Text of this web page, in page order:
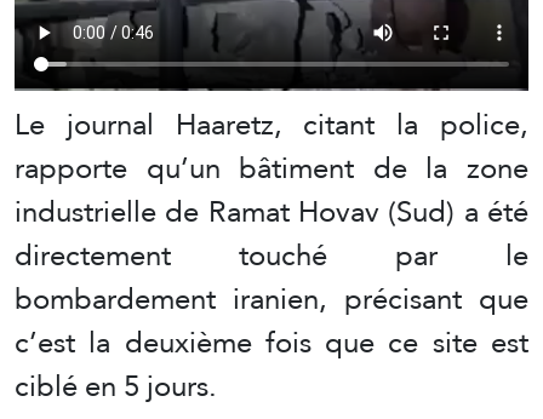
Le journal Haaretz, citant la police,
rapporte qu’un bâtiment de la zone
industrielle de Ramat Hovav (Sud) a été
directement touché par le
bombardement iranien, précisant que
c’est la deuxième fois que ce site est
ciblé en 5 jours.